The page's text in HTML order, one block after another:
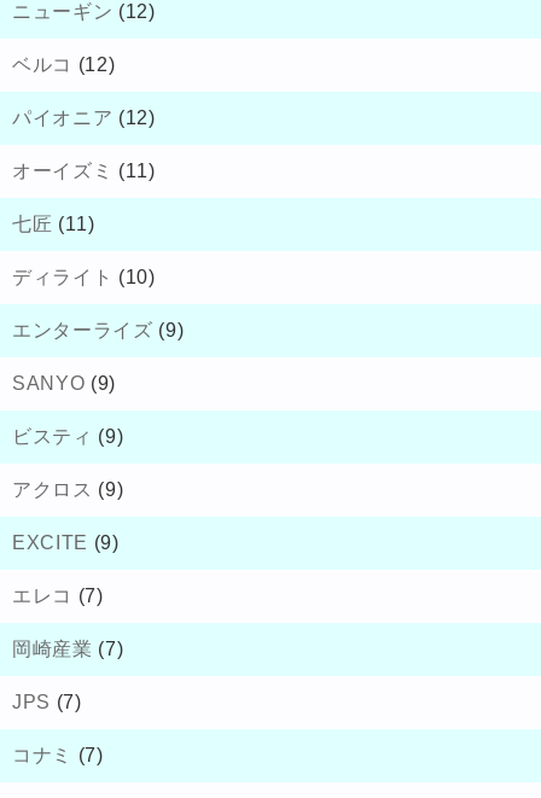
ニューギン (12)
ベルコ (12)
パイオニア (12)
オーイズミ (11)
七匠 (11)
ディライト (10)
エンターライズ (9)
SANYO (9)
ビスティ (9)
アクロス (9)
EXCITE (9)
エレコ (7)
岡崎産業 (7)
JPS (7)
コナミ (7)